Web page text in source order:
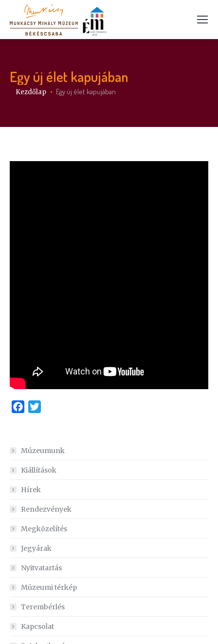
Egy új élet kapujában
Itt vagy:
Kezdőlap Egy új élet kapujában
Facebook
Múzeumunk
Kiállítások
Hírek
Rendezvények
Megközelítés
Jegyárak
Nyitvatartás
Múzeumi térkép
Terembérlés
Kapcsolat